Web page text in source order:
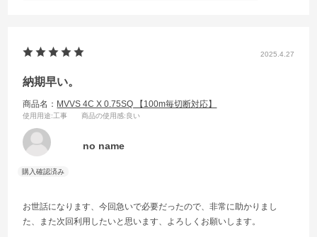
2025.4.27
納期早い。
商品名： MVVS 4C X 0.75SQ 【100m毎切断対応】
使用用途:工事 商品の使用感:良い
no name
お世話になります、今回急いで必要だったので、非常に助かりまし
た、また次回利用したいと思います、よろしくお願いします。